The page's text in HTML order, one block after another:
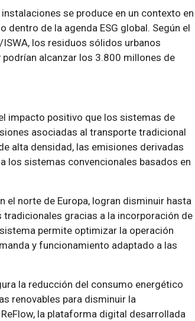
se produce en un contexto en
de la agenda ESG global. Según el
los residuos sólidos urbanos
alcanzar los 3.800 millones de
impacto positivo que los sistemas de
asociadas al transporte tradicional
alta densidad, las emisiones derivadas
los sistemas convencionales basados en
el norte de Europa, logran disminuir hasta
gracias a la incorporación de
permite optimizar la operación
y funcionamiento adaptado a las
la reducción del consumo energético
renovables para disminuir la
la plataforma digital desarrollada